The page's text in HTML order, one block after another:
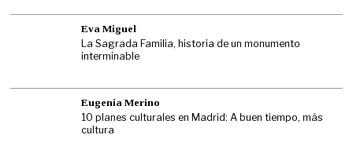
Eva Miguel
La Sagrada Familia, historia de un monumento
interminable
Eugenia Merino
10 planes culturales en Madrid: A buen tiempo, más
cultura